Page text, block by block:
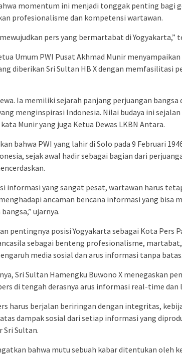
momentum ini menjadi tonggak penting bagi
profesionalisme dan kompetensi wartawan.
pers yang bermartabat di Yogyakarta,”
Umum PWI Pusat Akhmad Munir
diberikan Sri Sultan HB X dengan memfasilitasi
Ia memiliki sejarah panjang perjuangan bangsa
menginspirasi Indonesia. Nilai budaya ini
Munir yang juga Ketua Dewas LKBN Antara.
bahwa PWI yang lahir di Solo pada 9 Februari
sejak awal hadir sebagai bagian dari
informasi yang sangat pesat, wartawan harus
ancaman bencana informasi yang bisa
ujarnya.
pentingnya posisi Yogyakarta sebagai Kota Pers
sebagai benteng profesionalisme,
media sosial dan arus informasi tanpa batas.
Sri Sultan Hamengku Buwono X menegaskan
di tengah derasnya arus informasi real-time dan
harus berjalan beriringan dengan integritas,
dampak sosial dari setiap informasi yang
Sri Sultan.
bahwa mutu sebuah kabar ditentukan oleh